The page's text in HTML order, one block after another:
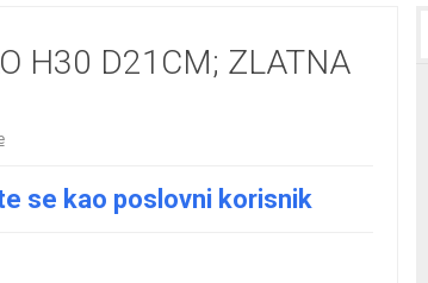
H30 D21CM; ZLATNA
se kao poslovni korisnik